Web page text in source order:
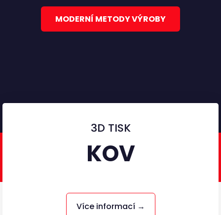
MODERNÍ METODY VÝROBY
3D TISK
KOV
Více informací →